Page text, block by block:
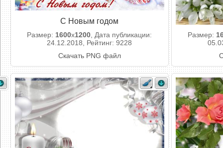
С Новым годом
Размер: 1600x1200 , Дата публикации:
24.12.2018, Рейтинг: 9228
Скачать PNG файл
Размер: